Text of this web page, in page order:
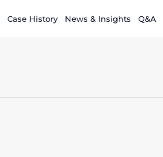
Case History News & Insights Q&A